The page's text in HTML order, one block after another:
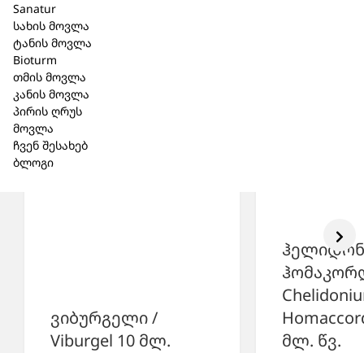
Sanatur
სახის მოვლა
ტანის მოვლა
Bioturm
თმის მოვლა
კანის მოვლა
პირის ღრუს
მოვლა
ჩვენ შესახებ
ბლოგი
ვიბურგელი /
Viburgel 10 მლ.
მლ. წვ.